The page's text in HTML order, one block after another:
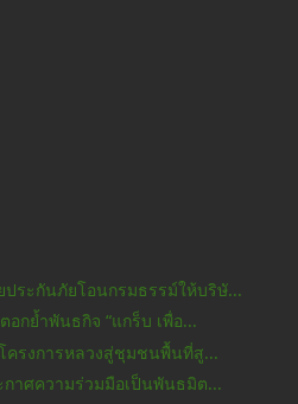
ประกันภัยโอนกรมธรรม์ให้บริษั...
กย้ำพันธกิจ “แกร็บ เพื่อ...
ครงการหลวงสู่ชุมชนพื้นที่สู...
กาศความร่วมมือเป็นพันธมิต...